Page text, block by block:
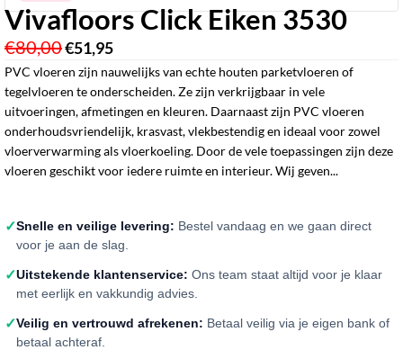
Vivafloors Click Eiken 3530
€80,00€51,95
PVC vloeren zijn nauwelijks van echte houten parketvloeren of
tegelvloeren te onderscheiden. Ze zijn verkrijgbaar in vele
uitvoeringen, afmetingen en kleuren. Daarnaast zijn PVC vloeren
onderhoudsvriendelijk, krasvast, vlekbestendig en ideaal voor zowel
vloerverwarming als vloerkoeling. Door de vele toepassingen zijn deze
vloeren geschikt voor iedere ruimte en interieur. Wij geven...
✓Snelle en veilige levering: Bestel vandaag en we gaan direct
voor je aan de slag.
✓Uitstekende klantenservice: Ons team staat altijd voor je klaar
met eerlijk en vakkundig advies.
✓Veilig en vertrouwd afrekenen: Betaal veilig via je eigen bank of
betaal achteraf.